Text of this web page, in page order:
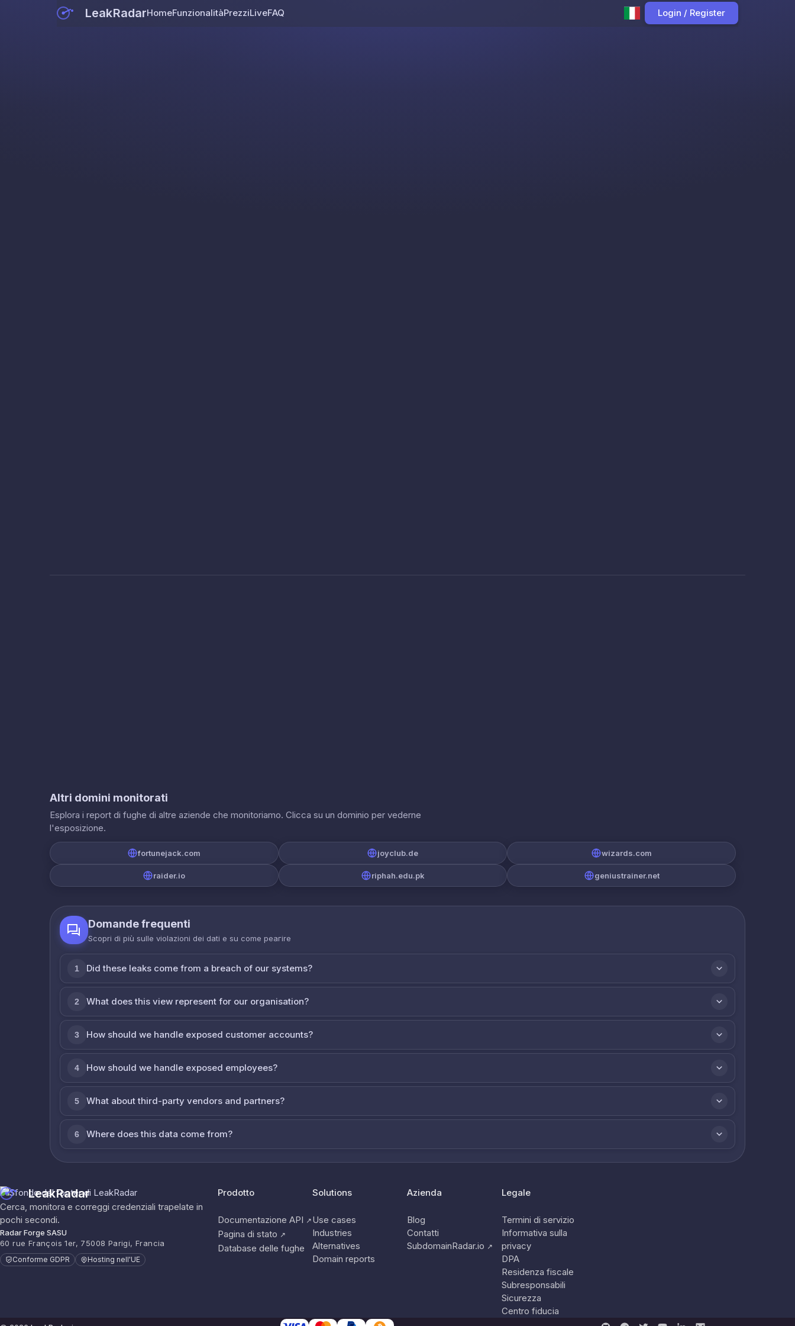
LeakRadarHomeFunzionalitàPrezziLiveFAQ Login / Register
Altri domini monitorati
Esplora i report di fughe di altre aziende che monitoriamo. Clicca su un dominio per vederne
l'esposizione.
fortunejack.com joyclub.de wizards.com
raider.io riphah.edu.pk geniustrainer.net
Domande frequenti
Scopri di più sulle violazioni dei dati e su come реагire
1 Did these leaks come from a breach of our systems?
2 What does this view represent for our organisation?
3 How should we handle exposed customer accounts?
4 How should we handle exposed employees?
5 What about third-party vendors and partners?
6 Where does this data come from?
LeakRadar
Cerca, monitora e correggi credenziali trapelate in
pochi secondi.
Radar Forge SASU
60 rue François 1er, 75008 Parigi, Francia
Conforme GDPR Hosting nell'UE
Prodotto
Documentazione API ↗
Pagina di stato ↗
Database delle fughe
Solutions
Use cases
Industries
Alternatives
Domain reports
Azienda
Blog
Contatti
SubdomainRadar.io ↗
Legale
Termini di servizio
Informativa sulla
privacy
DPA
Residenza fiscale
Subresponsabili
Sicurezza
Centro fiducia